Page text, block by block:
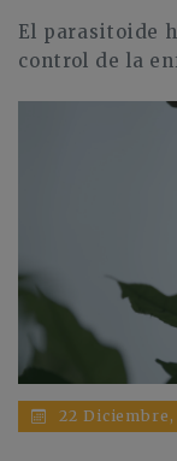
El parasitoide
control de la
22 Diciembre,